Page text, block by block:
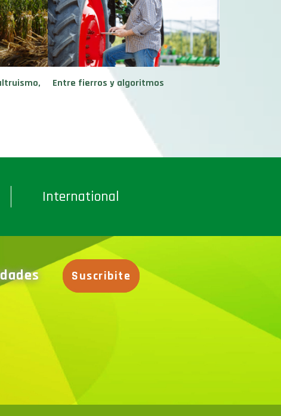
Entre fierros y algoritmos
International
Suscribite